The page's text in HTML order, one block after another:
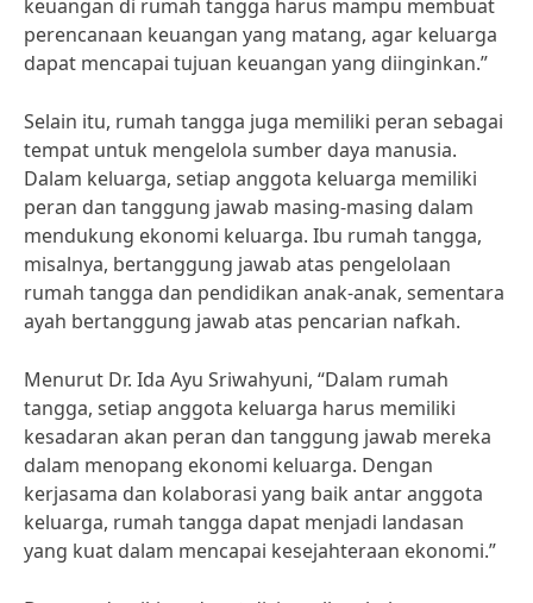
keuangan di rumah tangga harus mampu membuat
perencanaan keuangan yang matang, agar keluarga
dapat mencapai tujuan keuangan yang diinginkan.”
Selain itu, rumah tangga juga memiliki peran sebagai
tempat untuk mengelola sumber daya manusia.
Dalam keluarga, setiap anggota keluarga memiliki
peran dan tanggung jawab masing-masing dalam
mendukung ekonomi keluarga. Ibu rumah tangga,
misalnya, bertanggung jawab atas pengelolaan
rumah tangga dan pendidikan anak-anak, sementara
ayah bertanggung jawab atas pencarian nafkah.
Menurut Dr. Ida Ayu Sriwahyuni, “Dalam rumah
tangga, setiap anggota keluarga harus memiliki
kesadaran akan peran dan tanggung jawab mereka
dalam menopang ekonomi keluarga. Dengan
kerjasama dan kolaborasi yang baik antar anggota
keluarga, rumah tangga dapat menjadi landasan
yang kuat dalam mencapai kesejahteraan ekonomi.”